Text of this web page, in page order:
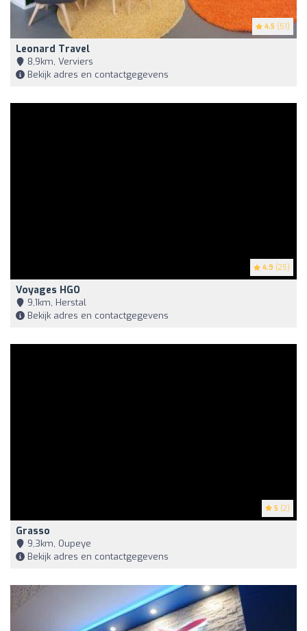
4.5 (51)
Leonard Travel
8,9km, Verviers
Bekijk adres en contactgegevens
4.9 (25)
Voyages HGO
9,1km, Herstal
Bekijk adres en contactgegevens
5 (2)
Grasso
9,3km, Oupeye
Bekijk adres en contactgegevens